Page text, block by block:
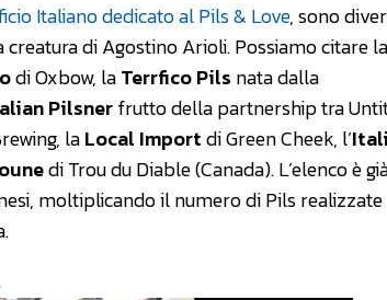
Italiano dedicato al Pils & Love, sono
di Agostino Arioli. Possiamo citare la
di Oxbow, laTerrfico Pils nata dalla
Pilsnerfrutto della partnership tra
laLocal Importdi Green Cheek, l’
di Trou du Diable (Canada). L’elenco è
moltiplicando il numero di Pils realizzate